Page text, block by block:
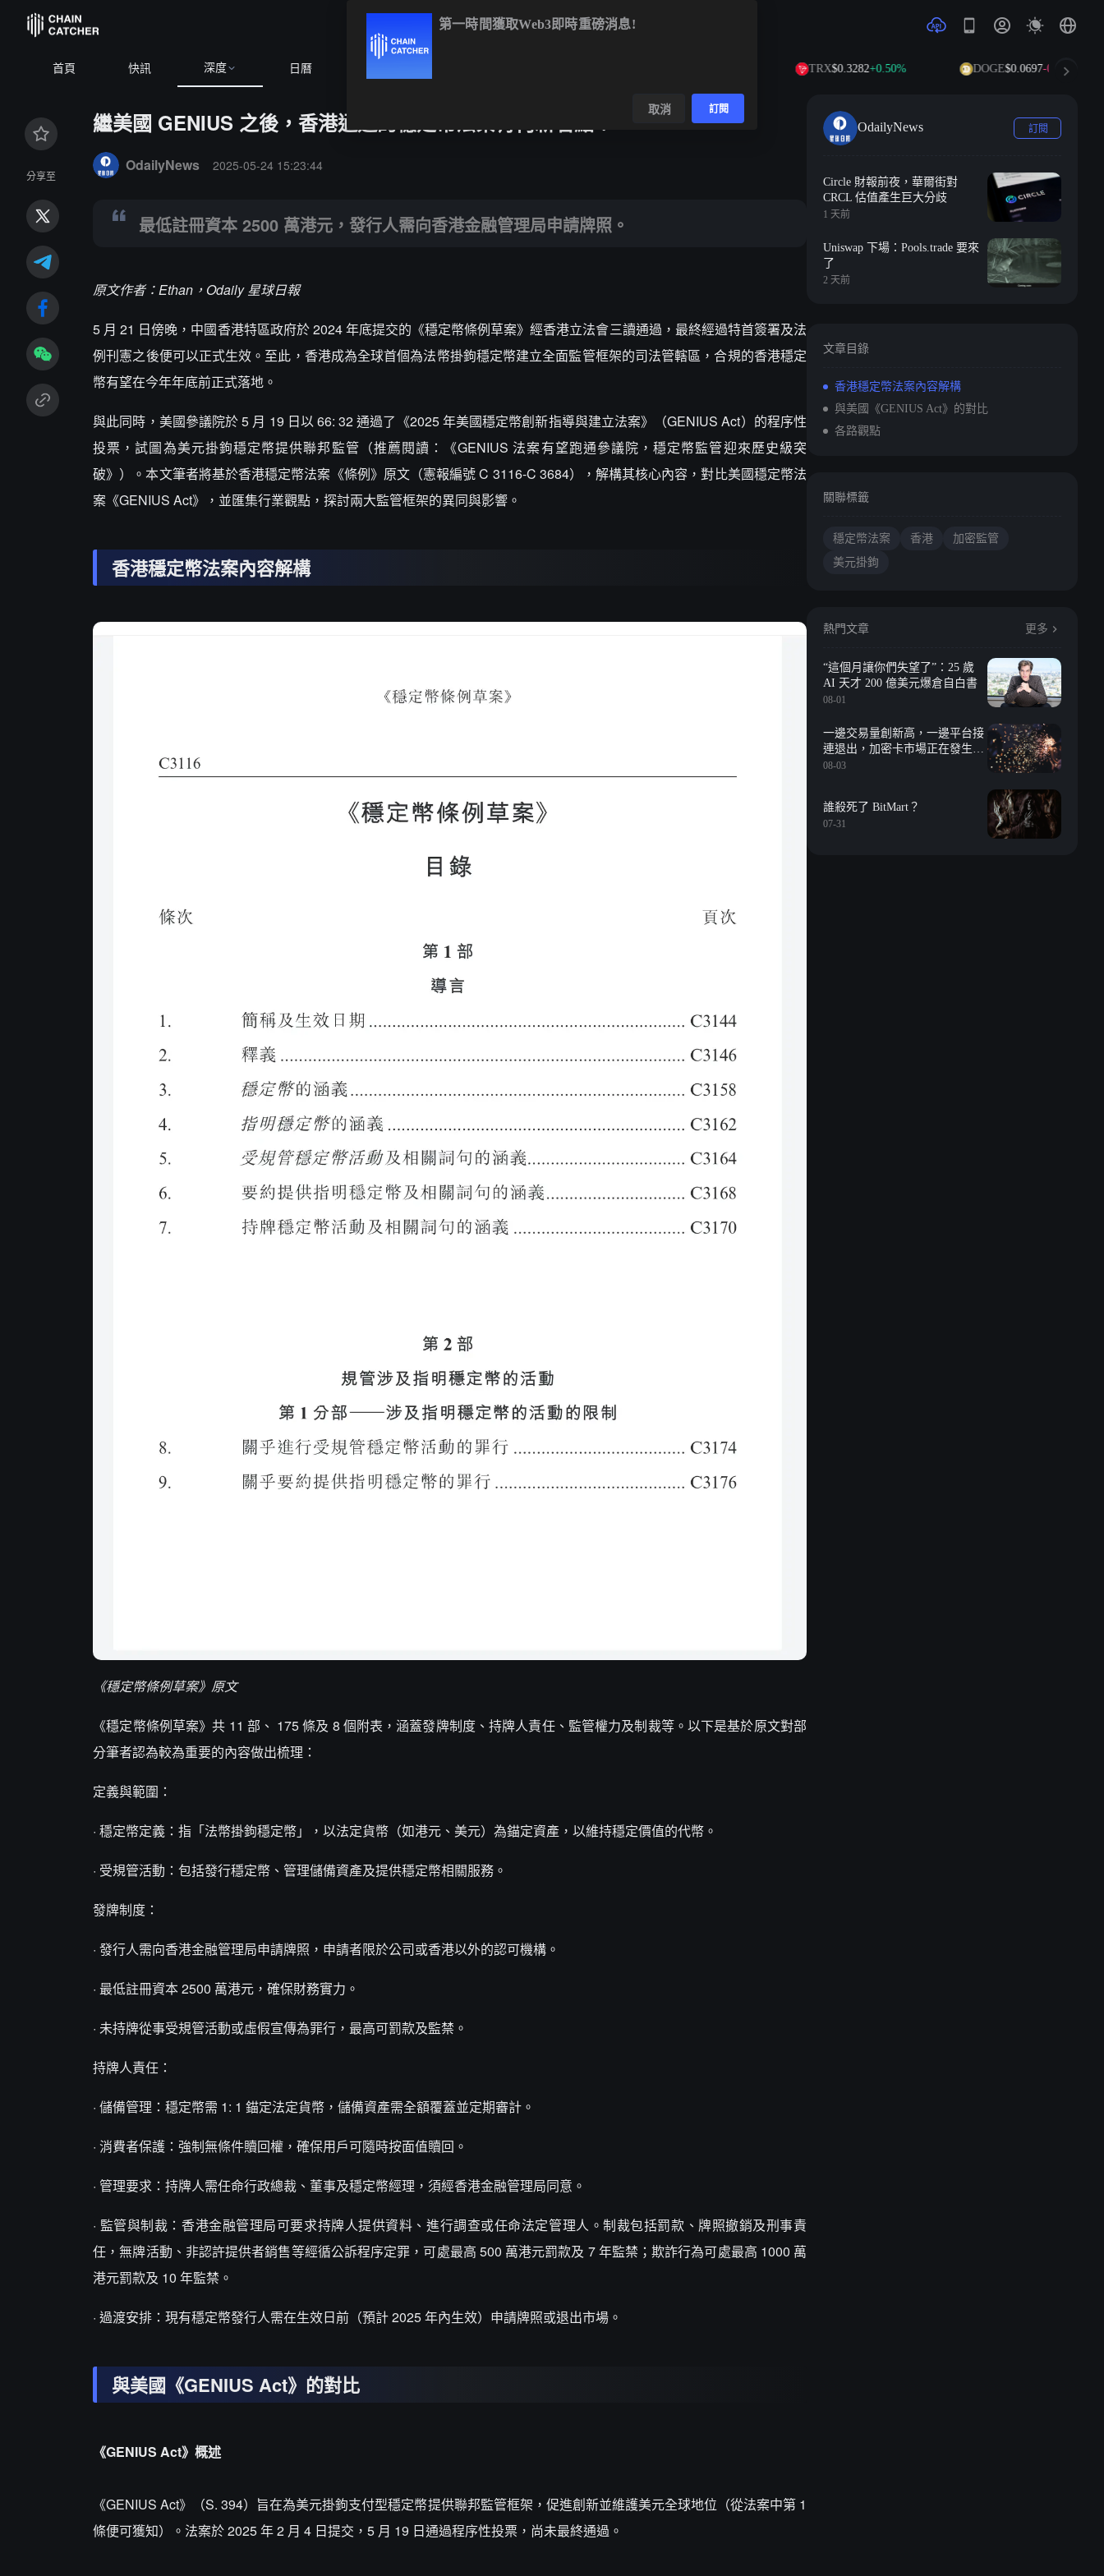
首頁 快訊 深度 日曆
+0.73% ETH$1,903.68 +2.10% BNB TRX$0.3282+0.50% DOGE$0.0697-0.28%
分享至
繼美國 GENIUS 之後，香港通過的穩定幣法案有何新看點？
OdailyNews 2025-05-24 15:23:44
最低註冊資本 2500 萬港元，發行人需向香港金融管理局申請牌照。
原文作者：Ethan，Odaily 星球日報
5 月 21 日傍晚，中國香港特區政府於 2024 年底提交的《穩定幣條例草案》經香港立法會三讀通過，最終經過特首簽署及法
例刊憲之後便可以正式生效。至此，香港成為全球首個為法幣掛鉤穩定幣建立全面監管框架的司法管轄區，合規的香港穩定
幣有望在今年年底前正式落地。
與此同時，美國參議院於 5 月 19 日以 66: 32 通過了《2025 年美國穩定幣創新指導與建立法案》（GENIUS Act）的程序性
投票，試圖為美元掛鉤穩定幣提供聯邦監管（推薦閱讀：《GENIUS 法案有望跑通參議院，穩定幣監管迎來歷史級突
破》）。本文筆者將基於香港穩定幣法案《條例》原文（憲報編號 C 3116-C 3684），解構其核心內容，對比美國穩定幣法
案《GENIUS Act》，並匯集行業觀點，探討兩大監管框架的異同與影響。
香港穩定幣法案內容解構
《穩定幣條例草案》原文
《穩定幣條例草案》共 11 部、 175 條及 8 個附表，涵蓋發牌制度、持牌人責任、監管權力及制裁等。以下是基於原文對部
分筆者認為較為重要的內容做出梳理：
定義與範圍：
· 穩定幣定義：指「法幣掛鉤穩定幣」，以法定貨幣（如港元、美元）為錨定資產，以維持穩定價值的代幣。
· 受規管活動：包括發行穩定幣、管理儲備資產及提供穩定幣相關服務。
發牌制度：
· 發行人需向香港金融管理局申請牌照，申請者限於公司或香港以外的認可機構。
· 最低註冊資本 2500 萬港元，確保財務實力。
· 未持牌從事受規管活動或虛假宣傳為罪行，最高可罰款及監禁。
持牌人責任：
· 儲備管理：穩定幣需 1: 1 錨定法定貨幣，儲備資產需全額覆蓋並定期審計。
· 消費者保護：強制無條件贖回權，確保用戶可隨時按面值贖回。
· 管理要求：持牌人需任命行政總裁、董事及穩定幣經理，須經香港金融管理局同意。
· 監管與制裁：香港金融管理局可要求持牌人提供資料、進行調查或任命法定管理人。制裁包括罰款、牌照撤銷及刑事責
任，無牌活動、非認許提供者銷售等經循公訴程序定罪，可處最高 500 萬港元罰款及 7 年監禁；欺詐行為可處最高 1000 萬
港元罰款及 10 年監禁。
· 過渡安排：現有穩定幣發行人需在生效日前（預計 2025 年內生效）申請牌照或退出市場。
與美國《GENIUS Act》的對比
《GENIUS Act》概述
《GENIUS Act》（S. 394）旨在為美元掛鉤支付型穩定幣提供聯邦監管框架，促進創新並維護美元全球地位（從法案中第 1
條便可獲知）。法案於 2025 年 2 月 4 日提交，5 月 19 日通過程序性投票，尚未最終通過。
OdailyNews 訂閱
Circle 財報前夜，華爾街對
CRCL 估值產生巨大分歧
1 天前
Uniswap 下場：Pools.trade 要來
了
2 天前
文章目錄
香港穩定幣法案內容解構
與美國《GENIUS Act》的對比
各路觀點
關聯標籤
穩定幣法案 香港
加密監管
美元掛鉤
熱門文章 更多
“這個月讓你們失望了”：25 歲
AI 天才 200 億美元爆倉自白書
08-01
一邊交易量創新高，一邊平台接
連退出，加密卡市場正在發生什
麼？
08-03
誰殺死了 BitMart？
07-31
第一時間獲取Web3即時重磅消息!
取消 訂閱